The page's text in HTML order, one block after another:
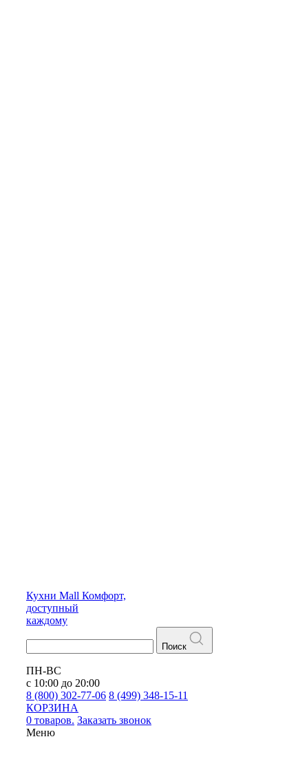
Кухни Mall Комфорт,
доступный
каждому
Поиск
ПН-ВС
с 10:00 до 20:00
8 (800) 302-77-06 8 (499) 348-15-11
КОРЗИНА
0 товаров. Заказать звонок
Меню